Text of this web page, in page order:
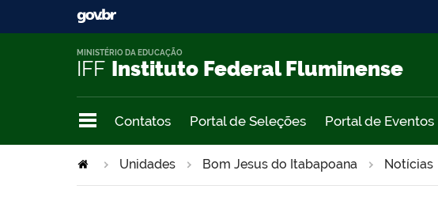
IFF Instituto Federal Fluminense
MINISTÉRIO DA EDUCAÇÃO
Contatos Portal de Seleções Portal de Eventos
Unidades Bom Jesus do Itabapoana Notícias